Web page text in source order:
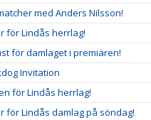
med Anders Nilsson!
för Lindås herrlag!
för damlaget i premiären!
Invitation
för Lindås herrlag!
för Lindås damlag på söndag!